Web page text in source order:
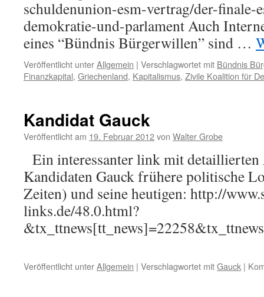
schuldenunion-esm-vertrag/der-finale-
demokratie-und-parlament Auch
eines “Bündnis Bürgerwillen” sind …
Veröffentlicht unterAllgemein | Verschlagwortet mit Bündnis
Finanzkapital, Griechenland, Kapitalismus, Zivile Koalition für
Kandidat Gauck
Veröffentlicht am 19. Februar 2012von Walter Grobe
Ein interessanter link mit detaillierten
Kandidaten Gauck frühere politische
Zeiten) und seine heutigen: http://
links.de/48.0.html?
Veröffentlicht unterAllgemein | Verschlagwortet mitGauck |